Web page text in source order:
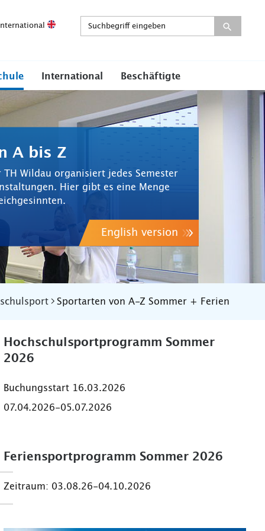
International Beschäftigte
A bis Z
Wildau organisiert jedes Semester
Hier gibt es eine Menge
English version
Sportarten von A-Z Sommer + Ferien
Hochschulsportprogramm Sommer
2026
Buchungsstart 16.03.2026
07.04.2026-05.07.2026
Feriensportprogramm Sommer 2026
Zeitraum: 03.08.26-04.10.2026